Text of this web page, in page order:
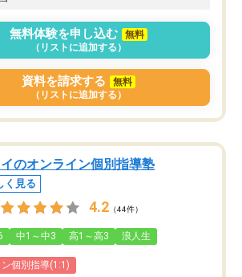
無料体験を申し込む
無料
（リストに追加する）
資料を請求する
無料
（リストに追加する）
イのオンライン個別指導塾
く見る
4.2 （44件）
中1～中3 高1～高3 浪人生
個別指導(1:1)